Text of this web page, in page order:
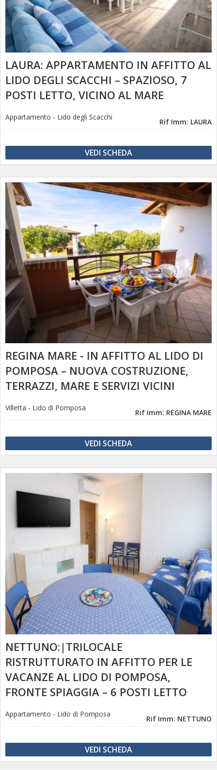
LAURA: APPARTAMENTO IN AFFITTO AL
LIDO DEGLI SCACCHI – SPAZIOSO, 7
POSTI LETTO, VICINO AL MARE
Appartamento - Lido degli Scacchi
Rif Imm: LAURA
VEDI SCHEDA
REGINA MARE - IN AFFITTO AL LIDO DI
POMPOSA – NUOVA COSTRUZIONE,
TERRAZZI, MARE E SERVIZI VICINI
Villetta - Lido di Pomposa
Rif Imm: REGINA MARE
VEDI SCHEDA
NETTUNO:|TRILOCALE
RISTRUTTURATO IN AFFITTO PER LE
VACANZE AL LIDO DI POMPOSA,
FRONTE SPIAGGIA – 6 POSTI LETTO
Appartamento - Lido di Pomposa
Rif Imm: NETTUNO
VEDI SCHEDA